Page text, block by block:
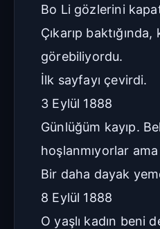
Bo Li gözlerini
Çıkarıp
görebiliyordu.
İlk sayfayı çevirdi.
3 Eylül 1888
Günlüğüm kayıp.
hoşlanmıyorlar
Bir daha dayak
8 Eylül 1888
O yaşlı kadın beni